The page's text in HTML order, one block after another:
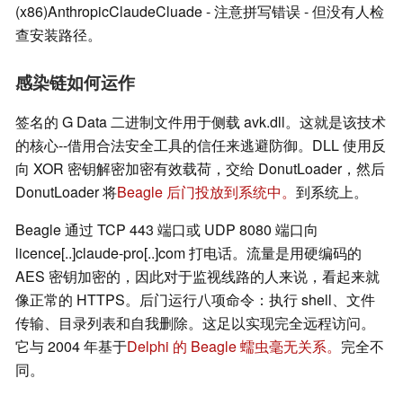
(x86)AnthropicClaudeCluade - 注意拼写错误 - 但没有人检
查安装路径。
感染链如何运作
签名的 G Data 二进制文件用于侧载 avk.dll。这就是该技术
的核心--借用合法安全工具的信任来逃避防御。DLL 使用反
向 XOR 密钥解密加密有效载荷，交给 DonutLoader，然后
DonutLoader 将Beagle 后门投放到系统中。 到系统上。
Beagle 通过 TCP 443 端口或 UDP 8080 端口向
licence[..]claude-pro[..]com 打电话。流量是用硬编码的
AES 密钥加密的，因此对于监视线路的人来说，看起来就
像正常的 HTTPS。后门运行八项命令：执行 shell、文件
传输、目录列表和自我删除。这足以实现完全远程访问。
它与 2004 年基于Delphi 的 Beagle 蠕虫毫无关系。 完全不
同。